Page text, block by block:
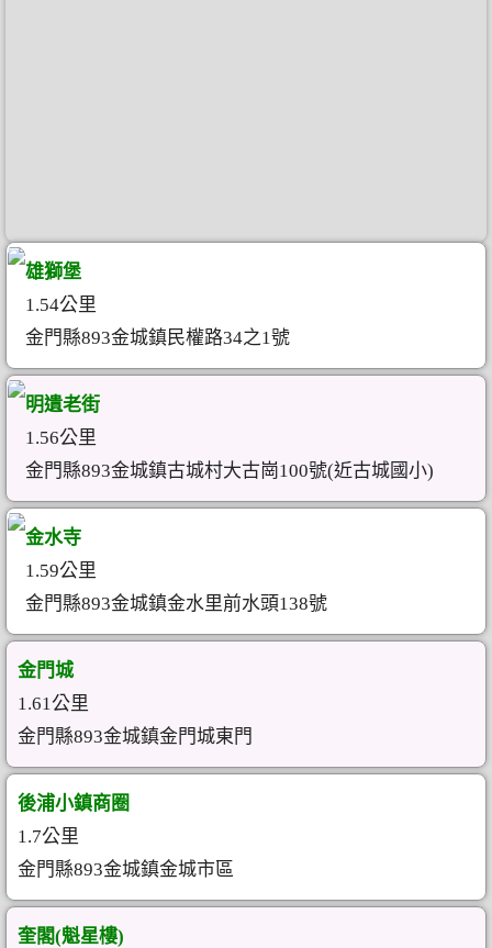
雄獅堡
1.54公里
金門縣893金城鎮民權路34之1號
明遺老街
1.56公里
金門縣893金城鎮古城村大古崗100號(近古城國小)
金水寺
1.59公里
金門縣893金城鎮金水里前水頭138號
金門城
1.61公里
金門縣893金城鎮金門城東門
後浦小鎮商圈
1.7公里
金門縣893金城鎮金城市區
奎閣(魁星樓)